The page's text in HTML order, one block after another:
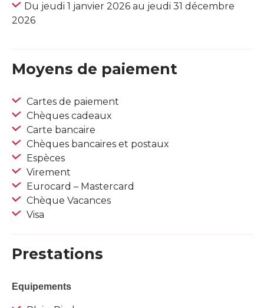
Du jeudi 1 janvier 2026 au jeudi 31 décembre
2026
Moyens de paiement
Cartes de paiement
Chèques cadeaux
Carte bancaire
Chèques bancaires et postaux
Espèces
Virement
Eurocard – Mastercard
Chèque Vacances
Visa
Prestations
Equipements